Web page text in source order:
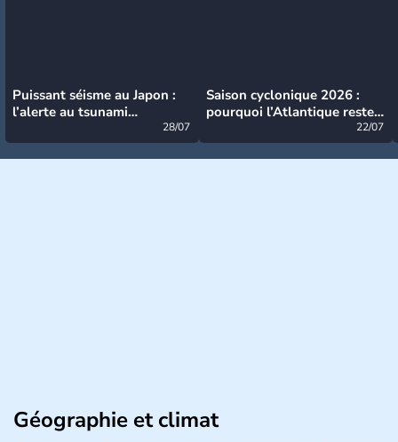
Puissant séisme au Japon :
l’alerte au tsunami
28/07
Saison cyclonique 2026 :
pourquoi l’Atlantique reste
22/07
Géographie et climat